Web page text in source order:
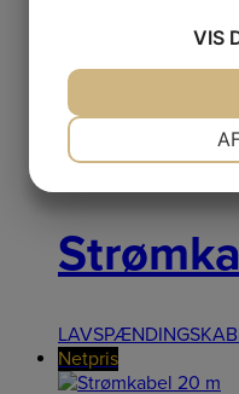
Netpris
Netpris
VIS